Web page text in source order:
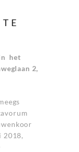
het
2,
2018,